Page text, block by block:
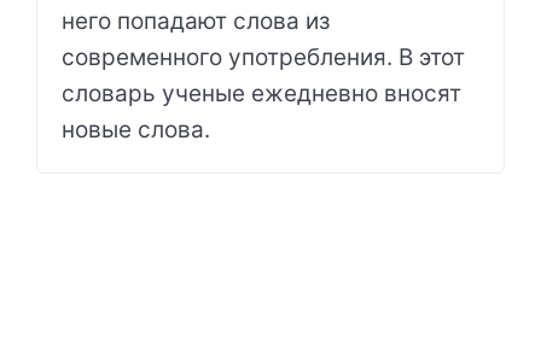
него попадают слова из
современного употребления. В этот
словарь ученые ежедневно вносят
новые слова.